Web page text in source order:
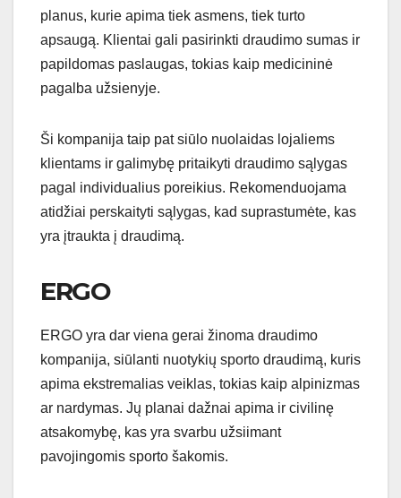
planus, kurie apima tiek asmens, tiek turto
apsaugą. Klientai gali pasirinkti draudimo sumas ir
papildomas paslaugas, tokias kaip medicininė
pagalba užsienyje.
Ši kompanija taip pat siūlo nuolaidas lojaliems
klientams ir galimybę pritaikyti draudimo sąlygas
pagal individualius poreikius. Rekomenduojama
atidžiai perskaityti sąlygas, kad suprastumėte, kas
yra įtraukta į draudimą.
ERGO
ERGO yra dar viena gerai žinoma draudimo
kompanija, siūlanti nuotykių sporto draudimą, kuris
apima ekstremalias veiklas, tokias kaip alpinizmas
ar nardymas. Jų planai dažnai apima ir civilinę
atsakomybę, kas yra svarbu užsiimant
pavojingomis sporto šakomis.